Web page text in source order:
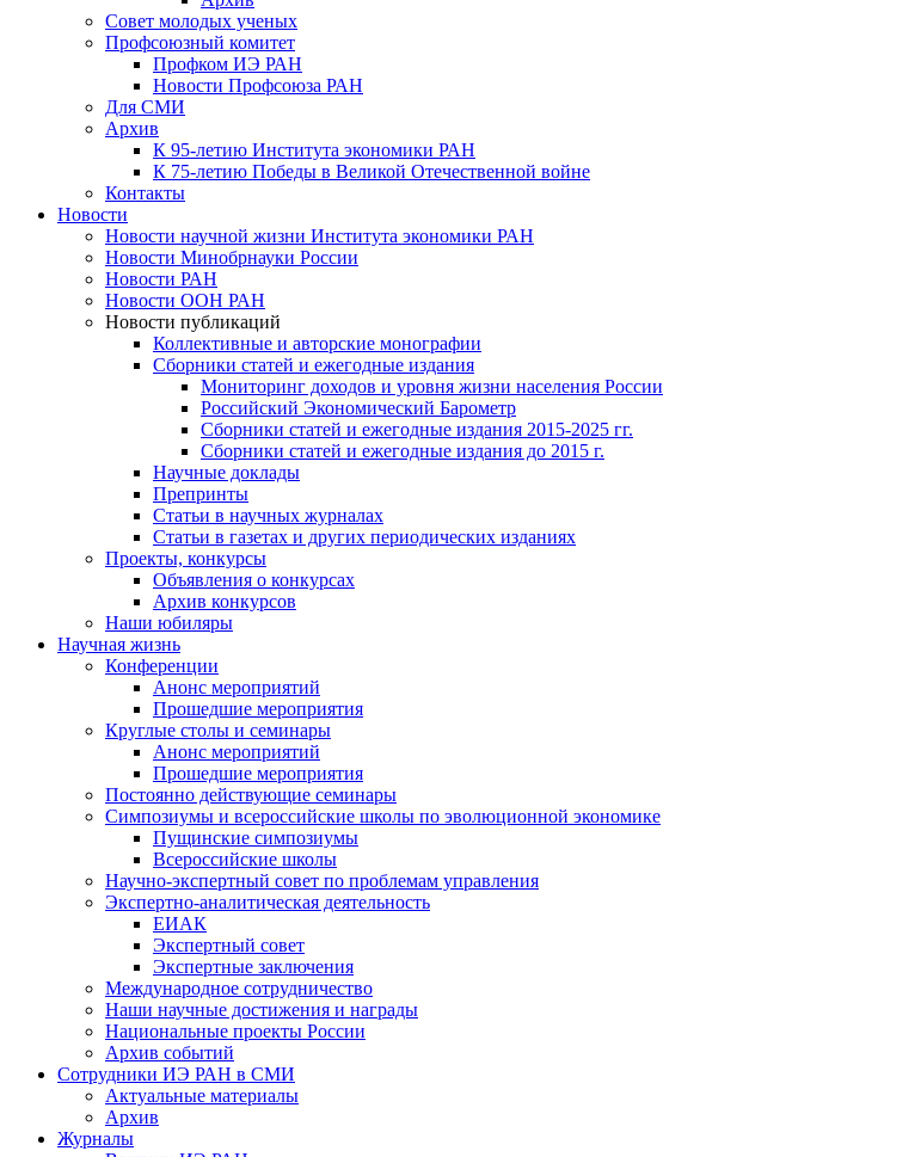
Совет молодых ученых
Профсоюзный комитет
Профком ИЭ РАН
Новости Профсоюза РАН
Для СМИ
Архив
К 95-летию Института экономики РАН
К 75-летию Победы в Великой Отечественной войне
Контакты
Новости
Новости научной жизни Института экономики РАН
Новости Минобрнауки России
Новости РАН
Новости ООН РАН
Новости публикаций
Коллективные и авторские монографии
Сборники статей и ежегодные издания
Мониторинг доходов и уровня жизни населения России
Российский Экономический Барометр
Сборники статей и ежегодные издания 2015-2025 гг.
Сборники статей и ежегодные издания до 2015 г.
Научные доклады
Препринты
Статьи в научных журналах
Статьи в газетах и других периодических изданиях
Проекты, конкурсы
Объявления о конкурсах
Архив конкурсов
Наши юбиляры
Научная жизнь
Конференции
Анонс мероприятий
Прошедшие мероприятия
Круглые столы и семинары
Анонс мероприятий
Прошедшие мероприятия
Постоянно действующие семинары
Симпозиумы и всероссийские школы по эволюционной экономике
Пущинские симпозиумы
Всероссийские школы
Научно-экспертный совет по проблемам управления
Экспертно-аналитическая деятельность
ЕИАК
Экспертный совет
Экспертные заключения
Международное сотрудничество
Наши научные достижения и награды
Национальные проекты России
Архив событий
Сотрудники ИЭ РАН в СМИ
Актуальные материалы
Архив
Журналы